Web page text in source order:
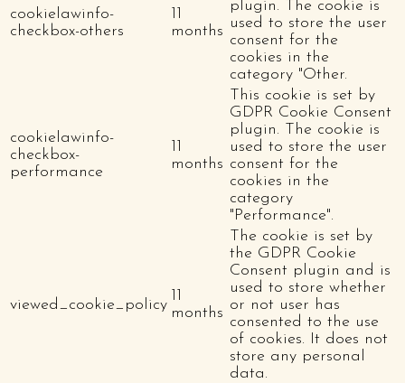
cookielawinfo-
checkbox-others
11
months
plugin. The cookie is
used to store the user
consent for the
cookies in the
category "Other.
cookielawinfo-
checkbox-
performance
11
months
This cookie is set by
GDPR Cookie Consent
plugin. The cookie is
used to store the user
consent for the
cookies in the
category
"Performance".
viewed_cookie_policy
11
months
The cookie is set by
the GDPR Cookie
Consent plugin and is
used to store whether
or not user has
consented to the use
of cookies. It does not
store any personal
data.